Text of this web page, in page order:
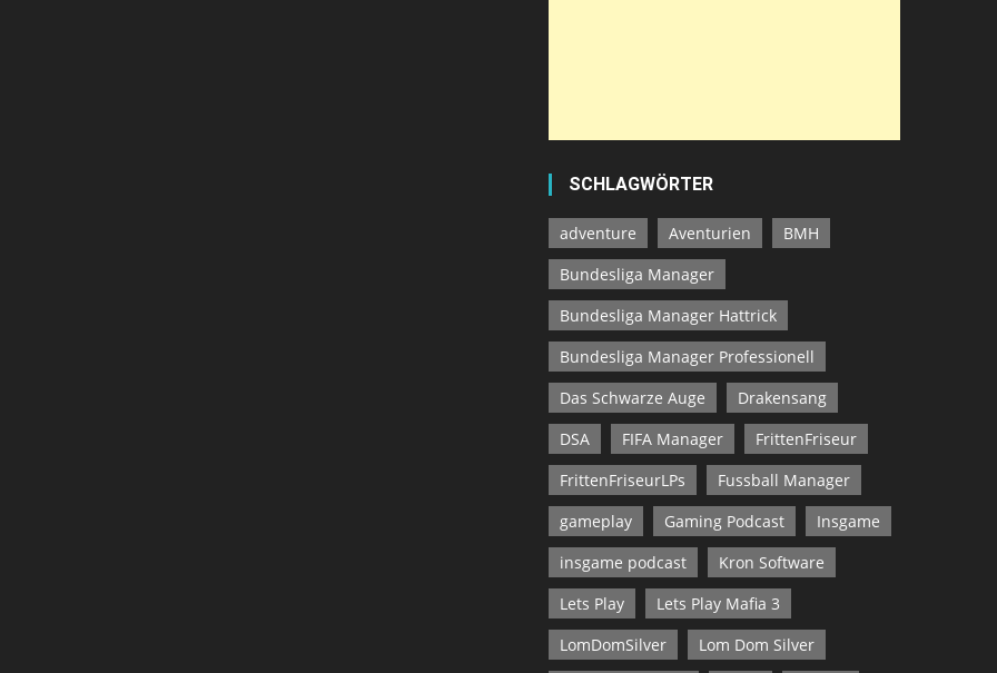
SCHLAGWÖRTER
adventure Aventurien
BMH
Bundesliga Manager
Bundesliga Manager Hattrick
Bundesliga Manager Professionell
Das Schwarze Auge
Drakensang
DSA
FIFA Manager
FrittenFriseur
FrittenFriseurLPs
Fussball Manager
gameplay
Gaming Podcast
Insgame
insgame podcast
Kron Software
Lets Play
Lets Play Mafia 3
LomDomSilver
Lom Dom Silver